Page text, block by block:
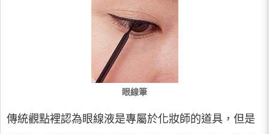
眼線筆
傳統觀點裡認為眼線液是專屬於化妝師的道具，但是